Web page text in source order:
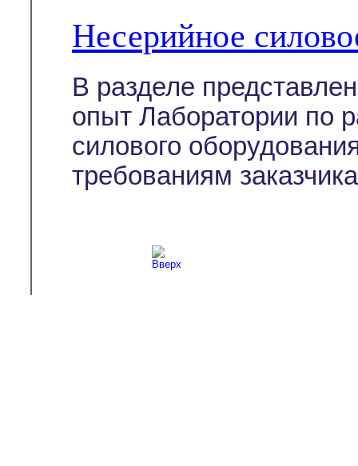
Несерийное
В разделе
опыт Лаборатории по
силового
требованиям